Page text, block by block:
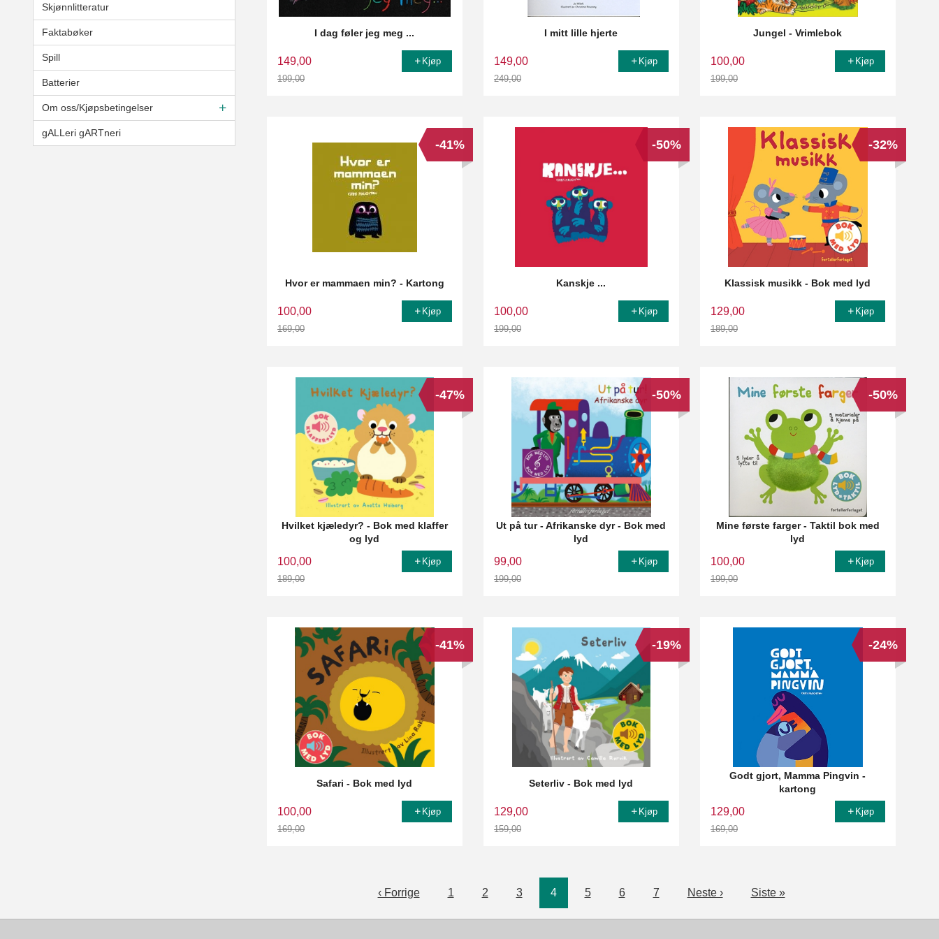
Skjønnlitteratur
Faktabøker
Spill
Batterier
Om oss/Kjøpsbetingelser
gALLeri gARTneri
I dag føler jeg meg ...
149,00
199,00
Kjøp
I mitt lille hjerte
149,00
249,00
Kjøp
Jungel - Vrimlebok
100,00
199,00
Kjøp
Hvor er mammaen min? - Kartong
100,00
169,00
-41%
Kjøp
Kanskje ...
100,00
199,00
-50%
Kjøp
Klassisk musikk - Bok med lyd
129,00
189,00
-32%
Kjøp
Hvilket kjæledyr? - Bok med klaffer
og lyd
100,00
189,00
-47%
Kjøp
Ut på tur - Afrikanske dyr - Bok med
lyd
99,00
199,00
-50%
Kjøp
Mine første farger - Taktil bok med
lyd
100,00
199,00
-50%
Kjøp
Safari - Bok med lyd
100,00
169,00
-41%
Kjøp
Seterliv - Bok med lyd
129,00
159,00
-19%
Kjøp
Godt gjort, Mamma Pingvin -
kartong
129,00
169,00
-24%
Kjøp
‹ Forrige 1 2 3 4 5 6 7 Neste › Siste »